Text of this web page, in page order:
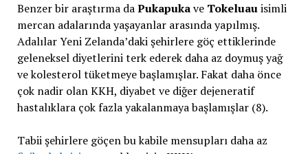
Benzer bir araştırma daPukapukave Tokeluauisimli
mercan adalarında yaşayanlar arasında yapılmış.
Adalılar Yeni Zelanda’daki şehirlere göç ettiklerinde
geleneksel diyetlerini terk ederek daha az doymuş yağ
ve kolesterol tüketmeye başlamışlar. Fakat daha önce
çok nadir olan KKH, diyabet ve diğer dejeneratif
hastalıklara çok fazla yakalanmaya başlamışlar (8).
Tabii şehirlere göçen bu kabile mensupları daha az